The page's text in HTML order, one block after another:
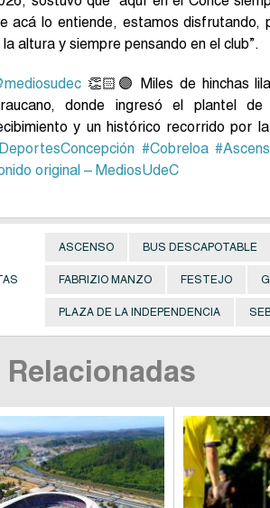
acá lo entiende, estamos
altura y siempre pensando en el club”.
👏🏻🟣 Miles de hinchas
donde ingresó el plantel
y un histórico recorrido por
#Cobreloa
original – MediosUdeC
ASCENSO BUS DESCAPOTABLE
FABRIZIO MANZO FESTEJO
PLAZA DE LA INDEPENDENCIA
Relacionadas